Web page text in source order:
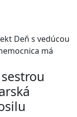
Deň s vedúcou
má